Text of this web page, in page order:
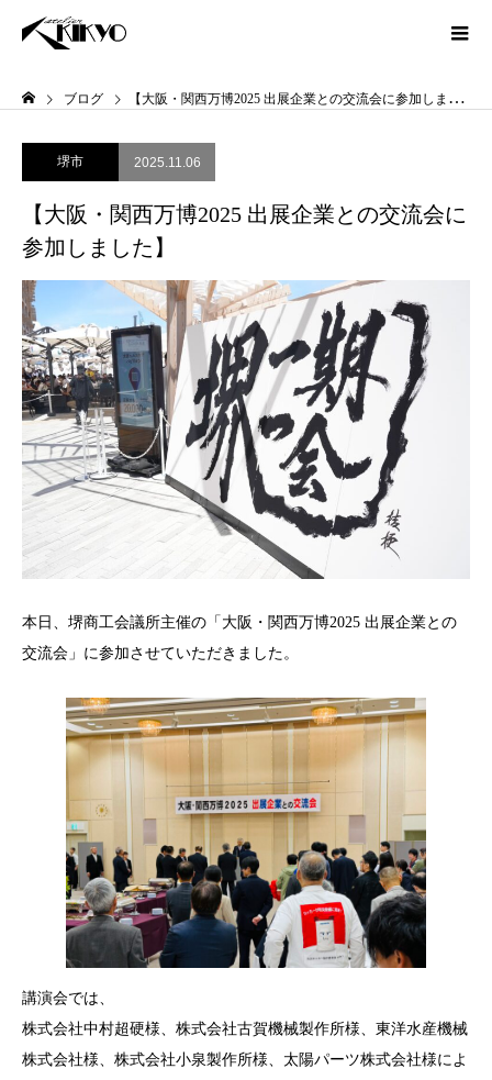
ブログ 【大阪・関西万博2025 出展企業との交流会に参加しました】
堺市 2025.11.06
【大阪・関西万博2025 出展企業との交流会に
参加しました】
本日、堺商工会議所主催の「大阪・関西万博2025 出展企業との
交流会」に参加させていただきました。
講演会では、
株式会社中村超硬様、株式会社古賀機械製作所様、東洋水産機械
株式会社様、株式会社小泉製作所様、太陽パーツ株式会社様によ